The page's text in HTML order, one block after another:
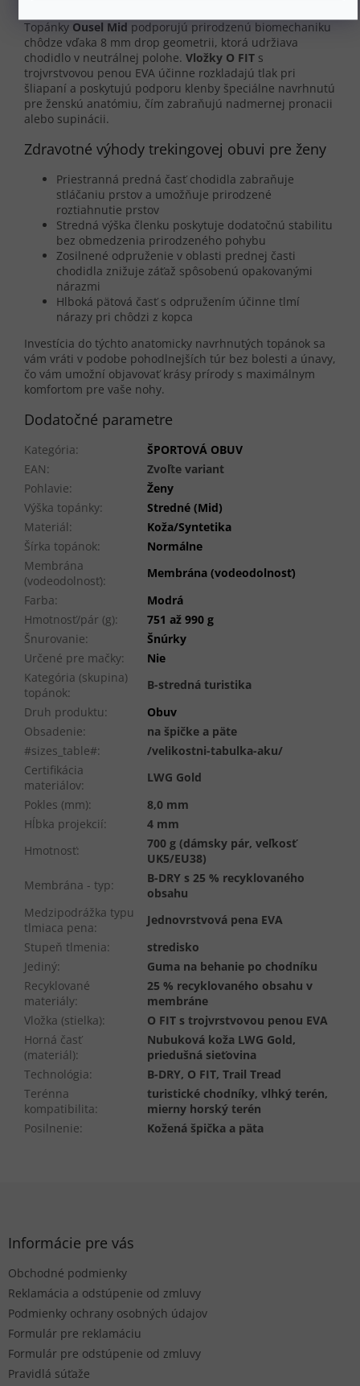
Topánky Ousel Mid podporujú prirodzenú biomechaniku
chôdze vďaka 8 mm drop geometrii, ktorá udržiava
chodidlo v neutrálnej polohe. Vložky O FIT s
trojvrstvovou penou EVA účinne rozkladajú tlak pri
šliapaní a poskytujú podporu klenby špeciálne navrhnutú
pre ženskú anatómiu, čím zabraňujú nadmernej pronacii
alebo supinácii.
Zdravotné výhody trekingovej obuvi pre ženy
Priestranná predná časť chodidla zabraňuje
stláčaniu prstov a umožňuje prirodzené
roztiahnutie prstov
Stredná výška členku poskytuje dodatočnú stabilitu
bez obmedzenia prirodzeného pohybu
Zosilnené odpruženie v oblasti prednej časti
chodidla znižuje záťaž spôsobenú opakovanými
nárazmi
Hlboká pätová časť s odpružením účinne tlmí
nárazy pri chôdzi z kopca
Investícia do týchto anatomicky navrhnutých topánok sa
vám vráti v podobe pohodlnejších túr bez bolesti a únavy,
čo vám umožní objavovať krásy prírody s maximálnym
komfortom pre vaše nohy.
Dodatočné parametre
Kategória:
ŠPORTOVÁ OBUV
EAN:
Zvoľte variant
Pohlavie:
Ženy
Výška topánky:
Stredné (Mid)
Materiál:
Koža/Syntetika
Šírka topánok:
Normálne
Membrána
(vodeodolnosť):
Membrána (vodeodolnosť)
Farba:
Modrá
Hmotnosť/pár (g):
751 až 990 g
Šnurovanie:
Šnúrky
Určené pre mačky:
Nie
Kategória (skupina)
topánok:
B-stredná turistika
Druh produktu:
Obuv
Obsadenie:
na špičke a päte
#sizes_table#:
/velikostni-tabulka-aku/
Certifikácia
materiálov:
LWG Gold
Pokles (mm):
8,0 mm
Hĺbka projekcií:
4 mm
Hmotnosť:
700 g (dámsky pár, veľkosť
UK5/EU38)
Membrána - typ:
B-DRY s 25 % recyklovaného
obsahu
Medzipodrážka typu
tlmiaca pena:
Jednovrstvová pena EVA
Stupeň tlmenia:
stredisko
Jediný:
Guma na behanie po chodníku
Recyklované
materiály:
25 % recyklovaného obsahu v
membráne
Vložka (stielka):
O FIT s trojvrstvovou penou EVA
Horná časť
(materiál):
Nubuková koža LWG Gold,
priedušná sieťovina
Technológia:
B-DRY, O FIT, Trail Tread
Terénna
kompatibilita:
turistické chodníky, vlhký terén,
mierny horský terén
Posilnenie: Kožená špička a päta
Informácie pre vás
Obchodné podmienky
Reklamácia a odstúpenie od zmluvy
Podmienky ochrany osobných údajov
Formulár pre reklamáciu
Formulár pre odstúpenie od zmluvy
Pravidlá súťaže